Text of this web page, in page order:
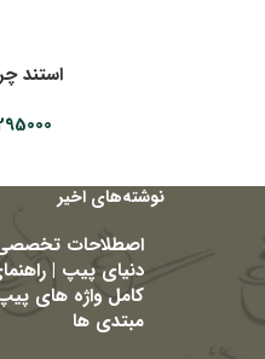
استند
نوشته‌های اخیر
اصطلاحات
دنیای پیپ |
کامل واژه های
مبتدی ها